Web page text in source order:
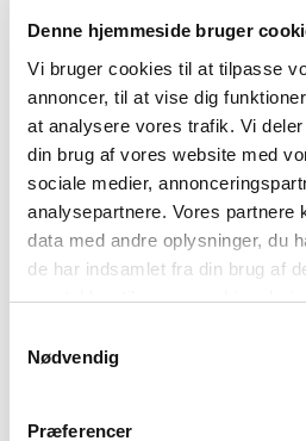
Denne hjemmeside bruger
Vi bruger cookies til at tilpasse
annoncer, til at vise dig
at analysere vores trafik. Vi
din brug af vores website med
sociale medier,
analysepartnere. Vores partnere
data med andre oplysninger, du
de har indsamlet fra din brug af
samtykker til vores cookies,
Nødvendig
Præferencer
Fre
Lør
Saturday 08:00 - 03:00
Søn
Sunday 08:00 - 01:00